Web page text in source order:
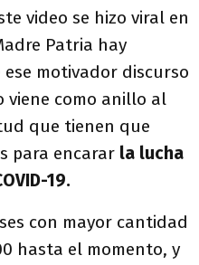
video se hizo viral en
Patria hay
motivador discurso
como anillo al
que tienen que
para encarar la lucha
19.
con mayor cantidad
hasta el momento, y